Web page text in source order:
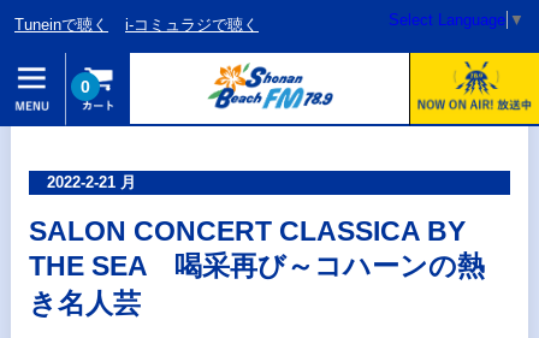
Tuneinで聴く i-コミュラジで聴く Select Language ▼
0
2022-2-21 月
SALON CONCERT CLASSICA BY
THE SEA 喝采再び～コハーンの熱
き名人芸